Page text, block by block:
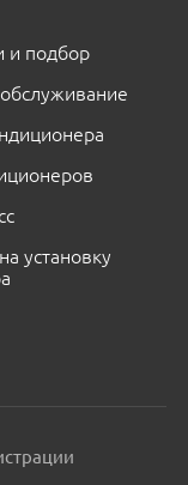
и подбор
установку